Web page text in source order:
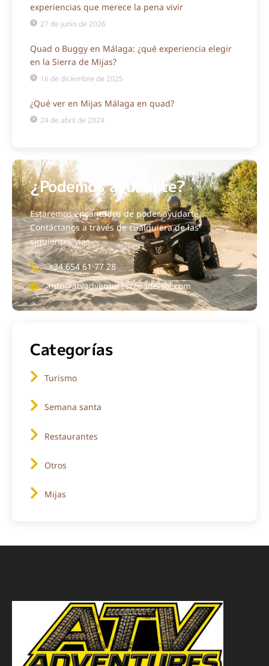
experiencias que merece la pena vivir
27 de junio de 2026
Quad o Buggy en Málaga: ¿qué experiencia elegir
en la Sierra de Mijas?
16 de diciembre de 2025
¿Qué ver en Mijas Málaga en quad?
24 de abril de 2024
¿Podemos ayudarte?
Estaremos encantados de poder ayudarte.
Contáctanos a través de cualquiera de las
siguientes vías.
+34 654 61 77 28
info@atvadventurescosadelsol.com
Categorías
Turismo
Semana santa
Restaurantes
Otros
Mijas